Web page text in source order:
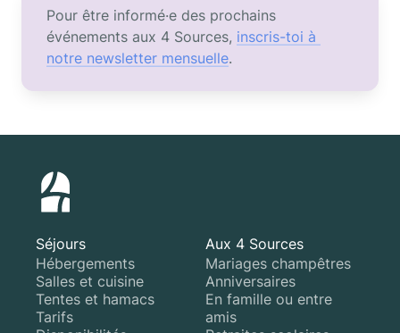
Pour être informé·e des prochains
événements aux 4 Sources, inscris-toi à
notre newsletter mensuelle.
Séjours
Hébergements
Salles et cuisine
Tentes et hamacs
Tarifs
Aux 4 Sources
Mariages champêtres
Anniversaires
En famille ou entre
amis